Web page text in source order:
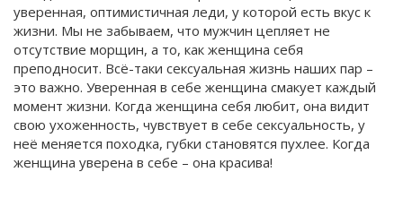
уверенная, оптимистичная леди, у которой есть вкус к
жизни. Мы не забываем, что мужчин цепляет не
отсутствие морщин, а то, как женщина себя
преподносит. Всё-таки сексуальная жизнь наших пар –
это важно. Уверенная в себе женщина смакует каждый
момент жизни. Когда женщина себя любит, она видит
свою ухоженность, чувствует в себе сексуальность, у
неё меняется походка, губки становятся пухлее. Когда
женщина уверена в себе – она красива!